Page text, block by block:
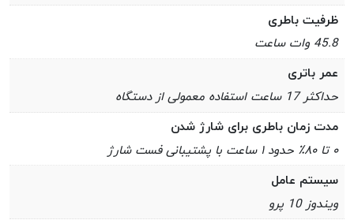
ظرفیت باطری
45.8 وات ساعت
عمر باتری
حداکثر 17 ساعت استفاده معمولی از دستگاه
مدت زمان باطری برای شارژ شدن
۰ تا ۸۰٪ حدود ۱ ساعت با پشتیبانی فست شارژ
سیستم عامل
ویندوز 10 پرو